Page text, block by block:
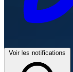
Voir les notifications